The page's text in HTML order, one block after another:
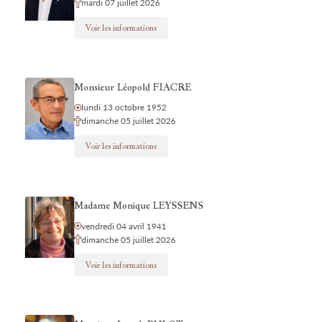
mardi 07 juillet 2026
Voir les informations
Monsieur Léopold FIACRE
lundi 13 octobre 1952
dimanche 05 juillet 2026
Voir les informations
Madame Monique LEYSSENS
vendredi 04 avril 1941
dimanche 05 juillet 2026
Voir les informations